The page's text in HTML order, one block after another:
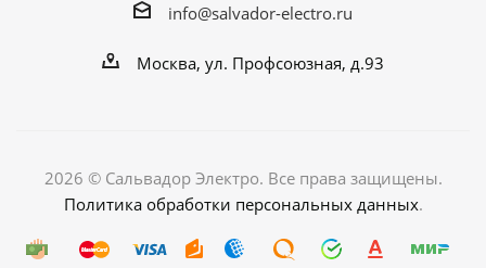
info@salvador-electro.ru
Москва, ул. Профсоюзная, д.93
2026 © Сальвадор Электро. Все права защищены.
Политика обработки персональных данных.